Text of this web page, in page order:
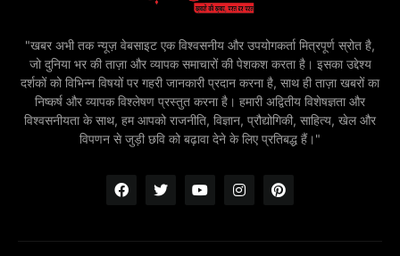
"खबर अभी तक न्यूज़ वेबसाइट एक विश्वसनीय और उपयोगकर्ता मित्रपूर्ण स्रोत है,
जो दुनिया भर की ताज़ा और व्यापक समाचारों की पेशकश करता है। इसका उद्देश्य
दर्शकों को विभिन्न विषयों पर गहरी जानकारी प्रदान करना है, साथ ही ताज़ा खबरों का
निष्कर्ष और व्यापक विश्लेषण प्रस्तुत करना है। हमारी अद्वितीय विशेषज्ञता और
विश्वसनीयता के साथ, हम आपको राजनीति, विज्ञान, प्रौद्योगिकी, साहित्य, खेल और
विपणन से जुड़ी छवि को बढ़ावा देने के लिए प्रतिबद्ध हैं।"